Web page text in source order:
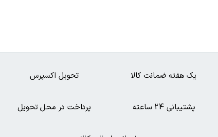
پرداخت در محل تحویل پشتیبانی 24 ساعته
تحویل اکسپرس یک هفته ضمانت کالا